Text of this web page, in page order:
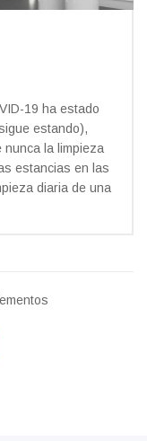
19 ha estado
estando),
nunca la limpieza
estancias en las
diaria de una